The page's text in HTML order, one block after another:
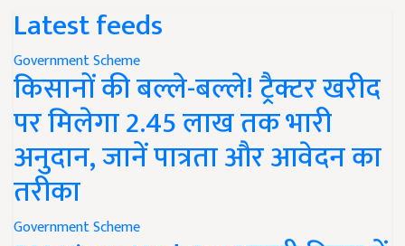
Latest feeds
Government Scheme
किसानों की बल्ले-बल्ले! ट्रैक्टर खरीद
पर मिलेगा 2.45 लाख तक भारी
अनुदान, जानें पात्रता और आवेदन का
तरीका
Government Scheme